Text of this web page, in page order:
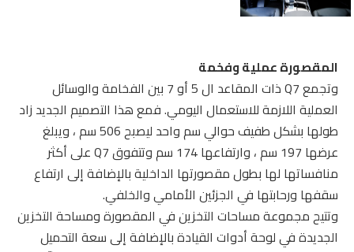
المقصورة عملية وفخمة
وتجمع Q7 ذات المقاعد ال 5 أو 7 بين الفخامة والوسائل
العملية اللازمة للاستعمال اليومي. فمع هذا التصميم الجديد زاد
طولها بشكل طفيف حوالي سم واحد ليصبح 506 سم ، ويبلغ
عرضها 197 سم ، وارتفاعها 174 سم وتتفوق Q7 على أكثر
منافساتها لها بطول مقصورتها الداخلية بالإضافة إلى ارتفاع
سقفها ورحابتها في الجزئين الأمامي والخلفي.
وتتيح مجموعة مساحات التخزين في المقصورة ومساحة التخزين
الجديدة في لوحة أدوات القيادة بالإضافة إلى سعة التحميل